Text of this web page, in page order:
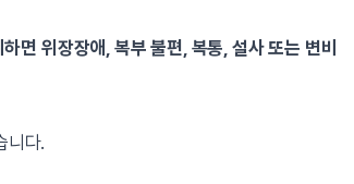
면 위장장애, 복부 불편, 복통, 설사 또는 변비
니다.